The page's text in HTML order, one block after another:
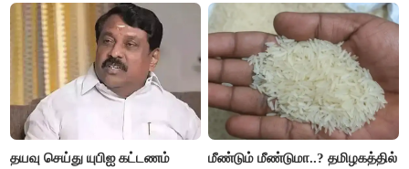
தயவு செய்து யுபிஐ கட்டணம்
மீண்டும் மீண்டுமா..? தமிழகத்தில்